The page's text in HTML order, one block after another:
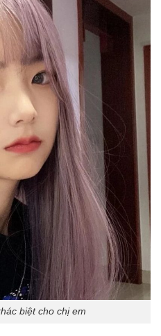
biệt cho chị em